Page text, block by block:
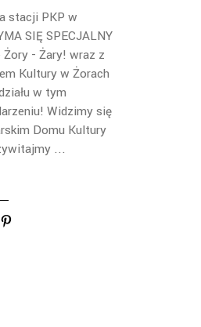
stacji PKP w
SIĘ SPECJALNY
Żory - Żary! wraz z
Kultury w Żorach
w tym
Widzimy się
Domu Kultury